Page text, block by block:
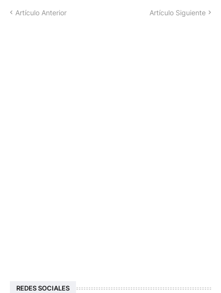
Artículo Anterior Artículo Siguiente
REDES SOCIALES